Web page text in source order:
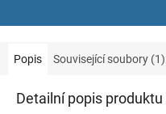
Popis Související soubory (1)
Detailní popis produktu